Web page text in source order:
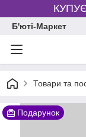
Б'юті-Маркет
Товари та
Подарунок